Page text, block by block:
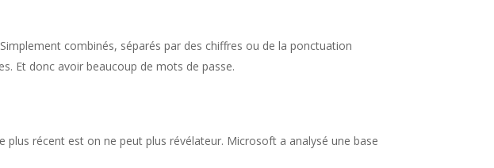
combinés, séparés par des chiffres ou de la ponctuation
Et donc avoir beaucoup de mots de passe.
plus récent est on ne peut plus révélateur. Microsoft a analysé une base